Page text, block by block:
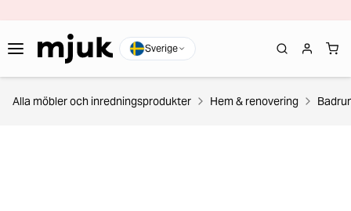
Sverige
Alla möbler och inredningsprodukter Hem & renovering